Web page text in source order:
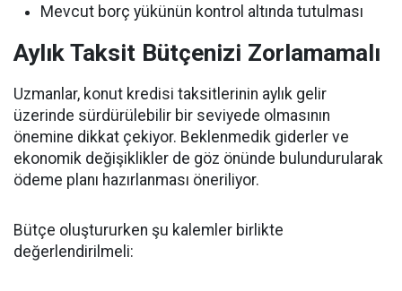
Mevcut borç yükünün kontrol altında tutulması
Aylık Taksit Bütçenizi Zorlamamalı
Uzmanlar, konut kredisi taksitlerinin aylık gelir
üzerinde sürdürülebilir bir seviyede olmasının
önemine dikkat çekiyor. Beklenmedik giderler ve
ekonomik değişiklikler de göz önünde bulundurularak
ödeme planı hazırlanması öneriliyor.
Bütçe oluştururken şu kalemler birlikte
değerlendirilmeli: